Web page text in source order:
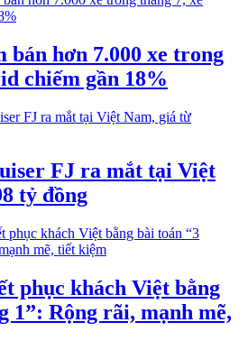
bán hơn 7.000 xe trong
chiếm gần 18%
FJ ra mắt tại Việt
tỷ đồng
phục khách Việt bằng
1”: Rộng rãi, mạnh mẽ,